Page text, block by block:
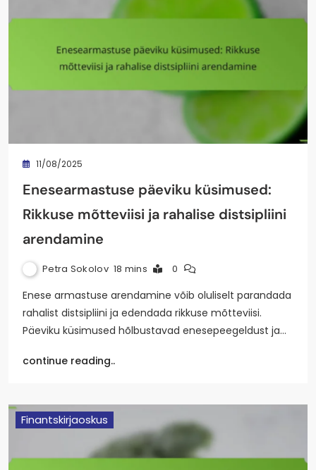
11/08/2025
Enesearmastuse päeviku küsimused:
Rikkuse mõtteviisi ja rahalise distsipliini
arendamine
Petra Sokolov 18 mins 0
Enese armastuse arendamine võib oluliselt parandada
rahalist distsipliini ja edendada rikkuse mõtteviisi.
Päeviku küsimused hõlbustavad enesepeegeldust ja…
continue reading..
Finantskirjaoskus